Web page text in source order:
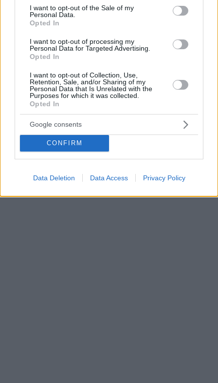
consent section.
I want to opt-out of the Sale of my
Personal Data.
Opted In
I want to opt-out of processing my
Personal Data for Targeted Advertising.
Opted In
I want to opt-out of Collection, Use,
Retention, Sale, and/or Sharing of my
Personal Data that Is Unrelated with the
Purposes for which it was collected.
Opted In
Google consents
CONFIRM
Data Deletion Data Access Privacy Policy
Μέση Ανατολή.